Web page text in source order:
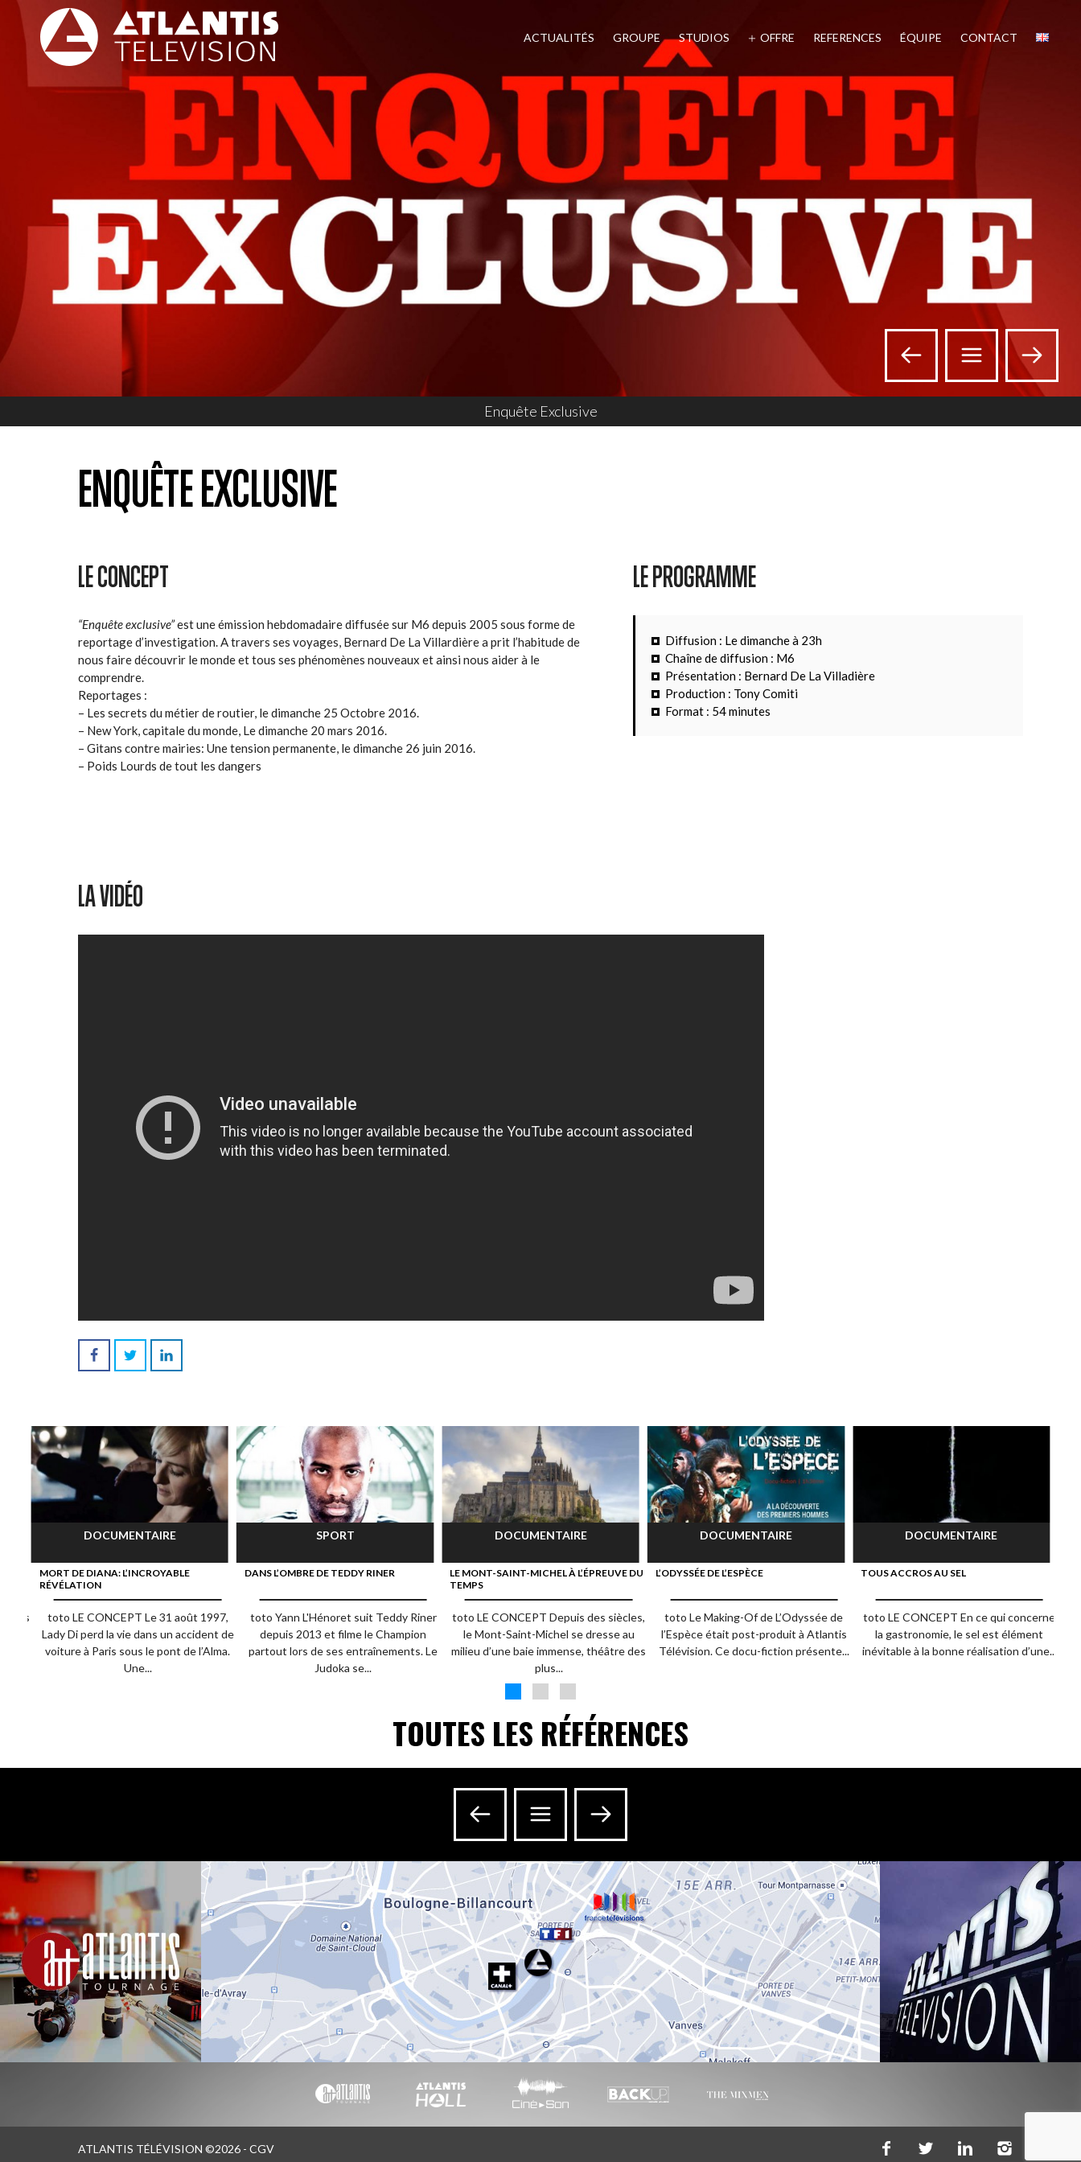
ACTUALITÉS GROUPE STUDIOS OFFRE REFERENCES ÉQUIPE CONTACT
Enquête Exclusive
ENQUÊTE EXCLUSIVE
LE CONCEPT
“Enquête exclusive”est une émission hebdomadaire diffusée sur M6 depuis 2005 sous forme de
reportage d’investigation. A travers ses voyages, Bernard De La Villardière a prit l’habitude de
nous faire découvrir le monde et tous ses phénomènes nouveaux et ainsi nous aider à le
comprendre.
Reportages :
– Les secrets du métier de routier, le dimanche 25 Octobre 2016.
– New York, capitale du monde, Le dimanche 20 mars 2016.
– Gitans contre mairies: Une tension permanente, le dimanche 26 juin 2016.
– Poids Lourds de tout les dangers
LE PROGRAMME
Diffusion : Le dimanche à 23h
Chaîne de diffusion : M6
Présentation : Bernard De La Villadière
Production : Tony Comiti
Format : 54 minutes
LA VIDÉO
DOCUMENTAIRE
MORT DE DIANA: L’INCROYABLE
RÉVÉLATION
toto LE CONCEPT Le 31 août 1997,
Lady Di perd la vie dans un accident de
voiture à Paris sous le pont de l’Alma.
Une...
SPORT
DANS L’OMBRE DE TEDDY RINER
toto Yann L'Hénoret suit Teddy Riner
depuis 2013 et filme le Champion
partout lors de ses entraînements. Le
Judoka se...
DOCUMENTAIRE
LE MONT-SAINT-MICHEL À L’ÉPREUVE DU
TEMPS
toto LE CONCEPT Depuis des siècles,
le Mont-Saint-Michel se dresse au
milieu d’une baie immense, théâtre des
plus...
DOCUMENTAIRE
L’ODYSSÉE DE L’ESPÈCE
toto Le Making-Of de L’Odyssée de
l’Espèce était post-produit à Atlantis
Télévision. Ce docu-fiction présente...
DOCUMENTAIRE
TOUS ACCROS AU SEL
toto LE CONCEPT En ce qui concerne
la gastronomie, le sel est élément
inévitable à la bonne réalisation d’une...
TOUTES LES RÉFÉRENCES
ATLANTIS TÉLÉVISION ©2026 - CGV